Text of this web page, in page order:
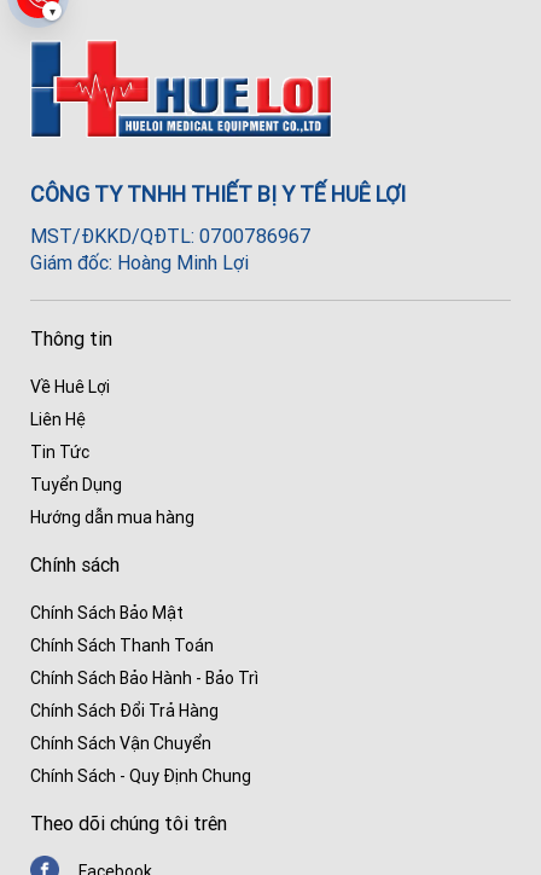
▾
CÔNG TY TNHH THIẾT BỊ Y TẾ HUÊ LỢI
MST/ĐKKD/QĐTL: 0700786967
Giám đốc: Hoàng Minh Lợi
Thông tin
Về Huê Lợi
Liên Hệ
Tin Tức
Tuyển Dụng
Hướng dẫn mua hàng
Chính sách
Chính Sách Bảo Mật
Chính Sách Thanh Toán
Chính Sách Bảo Hành - Bảo Trì
Chính Sách Đổi Trả Hàng
Chính Sách Vận Chuyển
Chính Sách - Quy Định Chung
Theo dõi chúng tôi trên